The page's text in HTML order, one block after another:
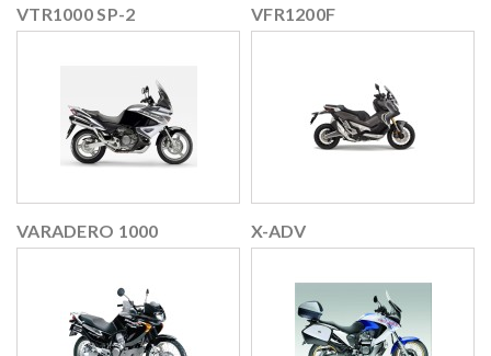
VTR1000 SP-2 VFR1200F
VARADERO 1000 X-ADV